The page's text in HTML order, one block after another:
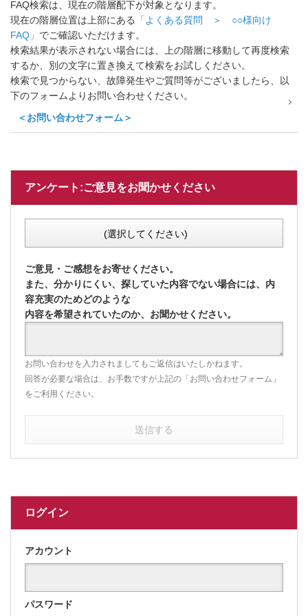
FAQ検索は、現在の階層配下が対象となります。
現在の階層位置は上部にある
「よくある質問 ＞ ○○様向け
FAQ」 でご確認いただけます。
検索結果が表示されない場合には、上の階層に移動して再度検索
するか、別の文字に置き換えて検索をお試しください。
検索で見つからない、故障発生やご質問等がございましたら、以
下のフォームよりお問い合わせください。
＜お問い合わせフォーム＞
アンケート:ご意見をお聞かせください
(選択してください)
ご意見・ご感想をお寄せください。
また、分かりにくい、探していた内容でない場合には、内
容充実のためどのような
内容を希望されていたのか、お聞かせください。
お問い合わせを入力されましてもご返信はいたしかねます。
回答が必要な場合は、お手数ですが上記の「お問い合わせフォーム」
をご利用ください。
送信する
ログイン
アカウント
パスワード